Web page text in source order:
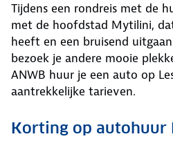
Tijdens een rondreis met de
met de hoofdstad Mytilini,
heeft en een bruisend
bezoek je andere mooie
ANWB huur je een auto op
aantrekkelijke tarieven.
Korting op autohuur